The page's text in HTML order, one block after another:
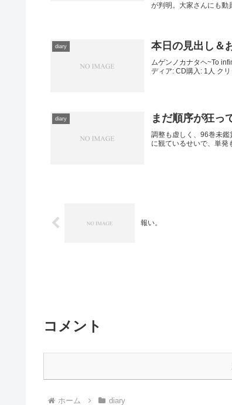
が判明。大家さんにも動
diary 本日の見出し＆
ムゲンノカナタヘ~To
ディア: CD購入: 1人 ク
diary まだ順序が狂っ
調整も虚しく、96巻未
に観ているせいで、単発
報い。
コメント
ホーム diary